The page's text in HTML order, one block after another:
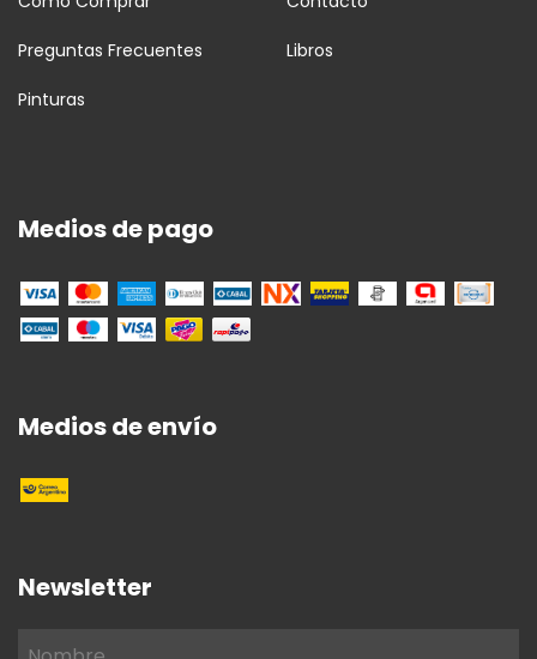
Preguntas Frecuentes Libros
Pinturas
Medios de pago
Medios de envío
Newsletter